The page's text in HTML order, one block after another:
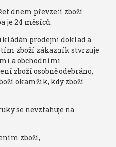
dnem převzetí zboží
je 24 měsíců.
prodejní doklad a
zboží zákazník stvrzuje
a obchodními
zboží osobně odebráno,
okamžik, kdy zboží
se nevztahuje na
zboží,